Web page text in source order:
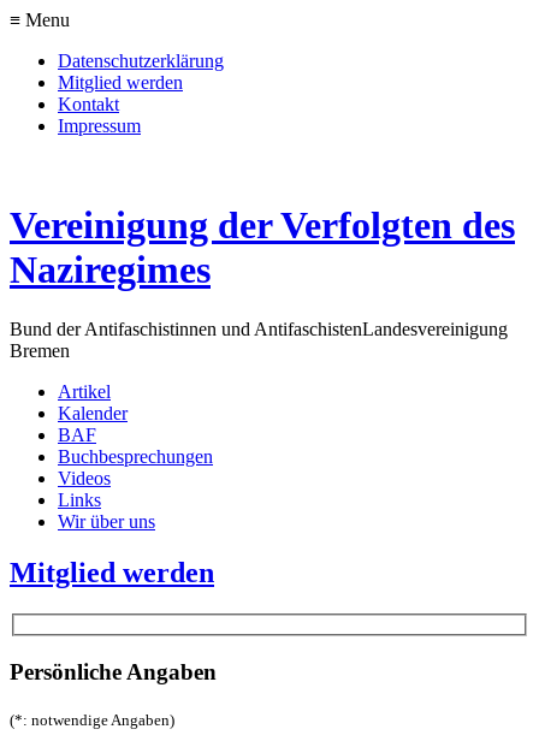
≡ Menu
Datenschutzerklärung
Mitglied werden
Kontakt
Impressum
Vereinigung der Verfolgten des
Naziregimes
Bund der Antifaschistinnen und AntifaschistenLandesvereinigung
Bremen
Artikel
Kalender
BAF
Buchbesprechungen
Videos
Links
Wir über uns
Mitglied werden
Persönliche Angaben
(*: notwendige Angaben)